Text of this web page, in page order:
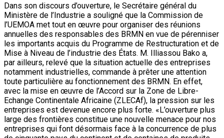
Dans son discours d’ouverture, le Secrétaire général du
Ministère de l’Industrie a souligné que la Commission de
l’UEMOA met tout en œuvre pour organiser des réunions
annuelles des responsables des BRMN en vue de pérenniser
les importants acquis du Programme de Restructuration et de
Mise à Niveau de l’industrie des États. M. Illiassou Bako a,
par ailleurs, relevé que la situation actuelle des entreprises
notamment industrielles, commande à prêter une attention
toute particulière au fonctionnement des BRMN. En effet,
avec la mise en œuvre de l’Accord sur la Zone de Libre-
Echange Continentale Africaine (ZLECAf), la pression sur les
entreprises est devenue encore plus forte. «L’ouverture plus
large des frontières constitue une nouvelle menace pour nos
entreprises qui font désormais face à la concurrence de plus